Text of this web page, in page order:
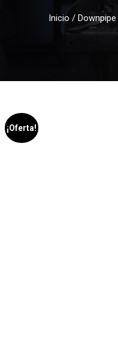
Inicio / Downpipe
¡Oferta!